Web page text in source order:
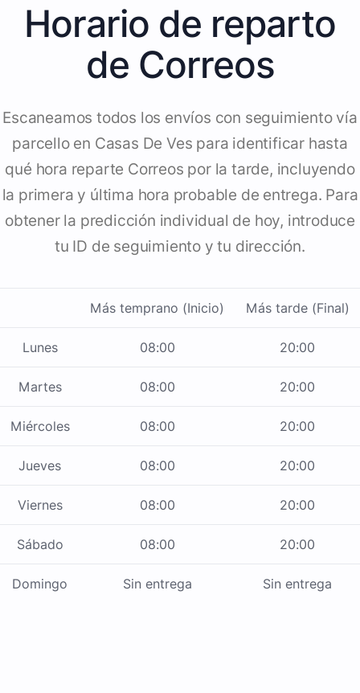
Horario de reparto
de Correos
Escaneamos todos los envíos con seguimiento vía
parcello en Casas De Ves para identificar hasta
qué hora reparte Correos por la tarde, incluyendo
la primera y última hora probable de entrega. Para
obtener la predicción individual de hoy, introduce
tu ID de seguimiento y tu dirección.
Más temprano (Inicio) Más tarde (Final)
Lunes 08:00 20:00
Martes 08:00 20:00
Miércoles 08:00 20:00
Jueves 08:00 20:00
Viernes 08:00 20:00
Sábado 08:00 20:00
Domingo Sin entrega Sin entrega